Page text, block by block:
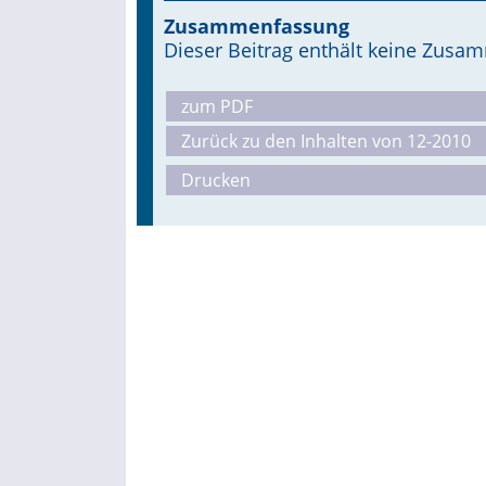
Zusammenfassung
Dieser Beitrag enthält keine
zum PDF
Zurück zu den Inhalten von 12-2010
Drucken